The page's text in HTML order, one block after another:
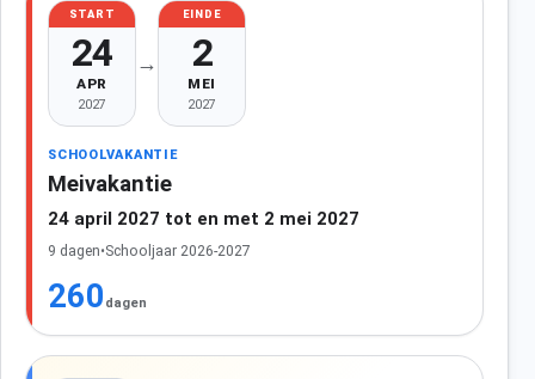
START
24
APR
2027
→
EINDE
2
MEI
2027
SCHOOLVAKANTIE
Meivakantie
24 april 2027 tot en met 2 mei 2027
9 dagen•Schooljaar 2026-2027
260 dagen